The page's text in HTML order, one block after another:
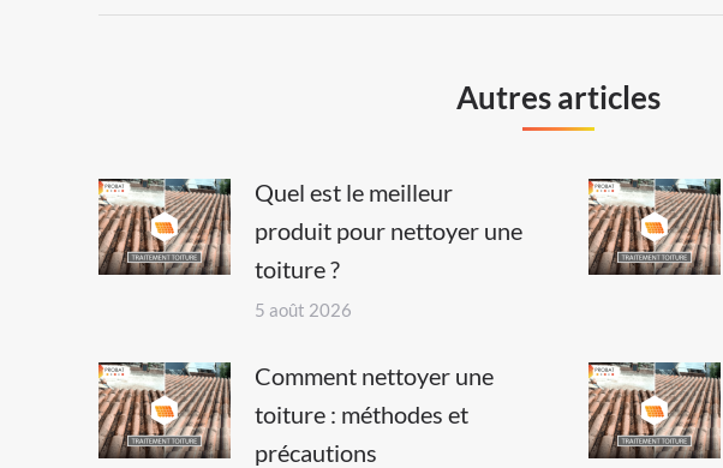
Autres articles
Quel est le meilleur
produit pour nettoyer une
toiture ?
5 août 2026
Comment nettoyer une
toiture : méthodes et
précautions